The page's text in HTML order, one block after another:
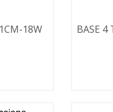
18W
BASE